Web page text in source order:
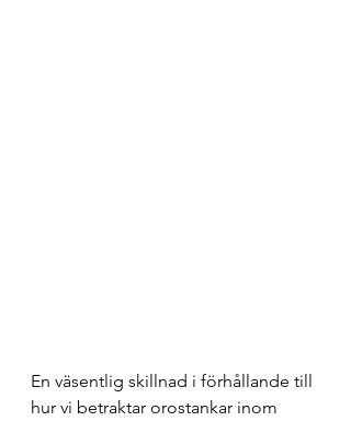
En väsentlig skillnad i förhållande till
hur vi betraktar orostankar inom